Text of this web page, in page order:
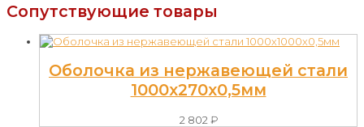
Сопутствующие товары
Оболочка из нержавеющей стали
1000х270х0,5мм
2 802 ₽